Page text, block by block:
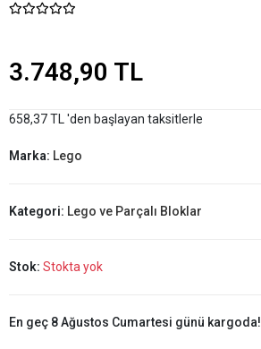
3.748,90 TL
658,37 TL 'den başlayan taksitlerle
Marka: Lego
Kategori: Lego ve Parçalı Bloklar
Stok: Stokta yok
En geç 8 Ağustos Cumartesi günü kargoda!